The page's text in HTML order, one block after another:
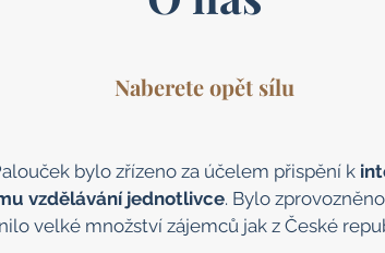
Naberete opět sílu
bylo zřízeno za účelem přispění k
vzdělávání jednotlivce. Bylo zprovozněno
velké množství zájemců jak z České